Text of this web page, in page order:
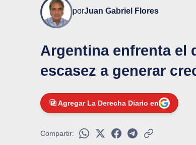
porJuan Gabriel Flores
Argentina enfrenta el
escasez a generar
Agregar La Derecha Diario en
Compartir: